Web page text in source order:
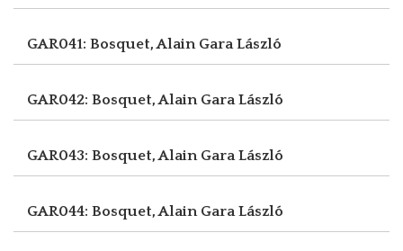
GAR041: Bosquet, Alain Gara László
GAR042: Bosquet, Alain Gara László
GAR043: Bosquet, Alain Gara László
GAR044: Bosquet, Alain Gara László